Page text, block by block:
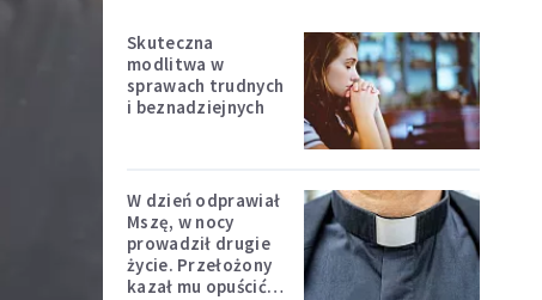
Skuteczna
modlitwa w
sprawach trudnych
i beznadziejnych
W dzień odprawiał
Mszę, w nocy
prowadził drugie
życie. Przełożony
kazał mu opuścić